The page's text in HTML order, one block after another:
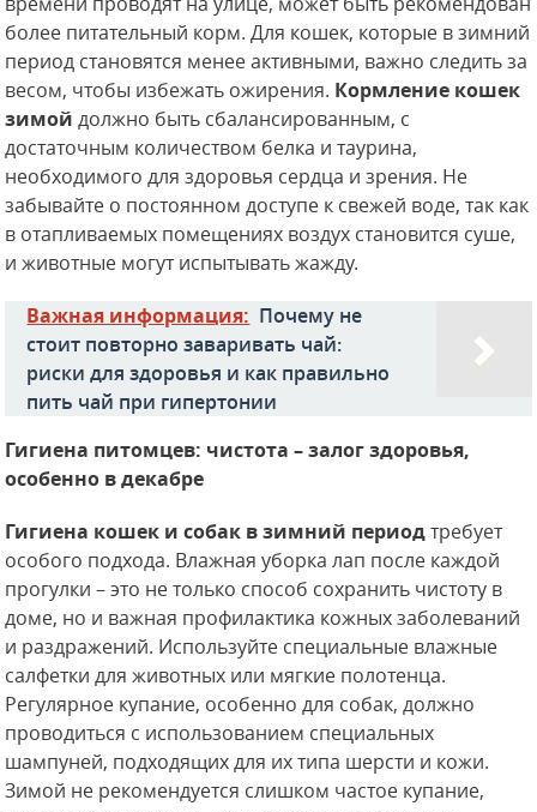
более питательный корм. Для кошек, которые в зимний
период становятся менее активными, важно следить за
весом, чтобы избежать ожирения. Кормление кошек
зимой должно быть сбалансированным, с
достаточным количеством белка и таурина,
необходимого для здоровья сердца и зрения. Не
забывайте о постоянном доступе к свежей воде, так как
в отапливаемых помещениях воздух становится суше,
и животные могут испытывать жажду.
Важная информация: Почему не
стоит повторно заваривать чай:
риски для здоровья и как правильно
пить чай при гипертонии
Гигиена питомцев: чистота – залог здоровья,
особенно в декабре
Гигиена кошек и собак в зимний периодтребует
особого подхода. Влажная уборка лап после каждой
прогулки – это не только способ сохранить чистоту в
доме, но и важная профилактика кожных заболеваний
и раздражений. Используйте специальные влажные
салфетки для животных или мягкие полотенца.
Регулярное купание, особенно для собак, должно
проводиться с использованием специальных
шампуней, подходящих для их типа шерсти и кожи.
Зимой не рекомендуется слишком частое купание,